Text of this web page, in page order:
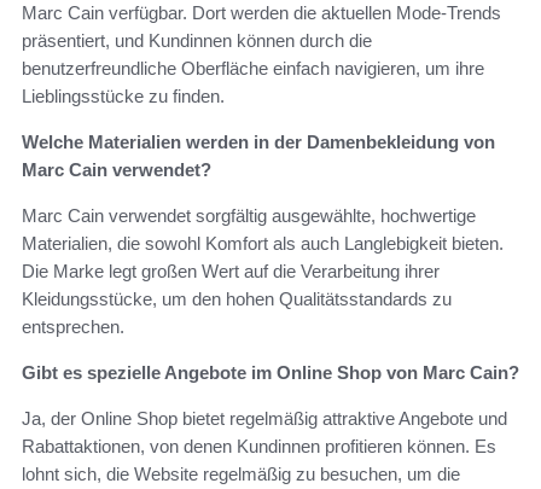
Marc Cain verfügbar. Dort werden die aktuellen Mode-Trends
präsentiert, und Kundinnen können durch die
benutzerfreundliche Oberfläche einfach navigieren, um ihre
Lieblingsstücke zu finden.
Welche Materialien werden in der Damenbekleidung von
Marc Cain verwendet?
Marc Cain verwendet sorgfältig ausgewählte, hochwertige
Materialien, die sowohl Komfort als auch Langlebigkeit bieten.
Die Marke legt großen Wert auf die Verarbeitung ihrer
Kleidungsstücke, um den hohen Qualitätsstandards zu
entsprechen.
Gibt es spezielle Angebote im Online Shop von Marc Cain?
Ja, der Online Shop bietet regelmäßig attraktive Angebote und
Rabattaktionen, von denen Kundinnen profitieren können. Es
lohnt sich, die Website regelmäßig zu besuchen, um die